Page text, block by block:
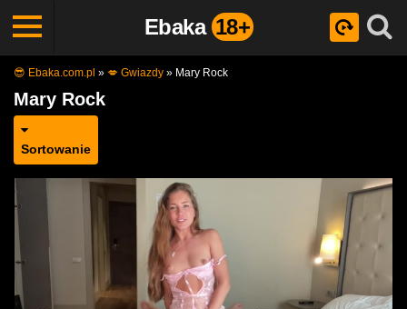
Ebaka 18+
😎 Ebaka.com.pl » 💋 Gwiazdy » Mary Rock
Mary Rock
Sortowanie